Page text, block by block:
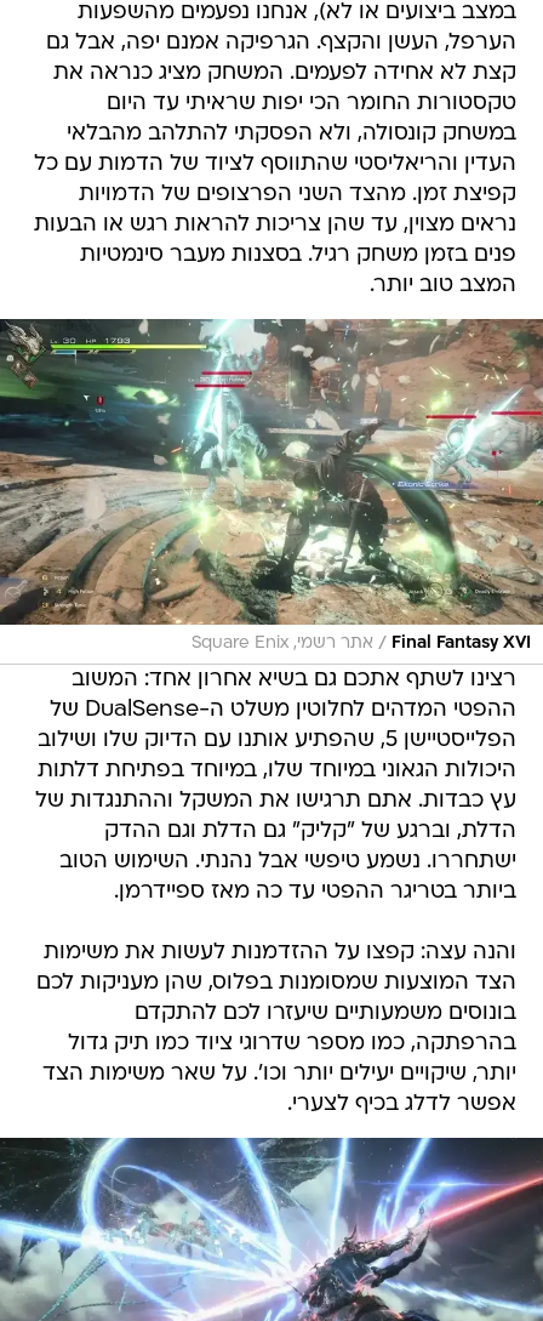
במצב ביצועים או לא), אנחנו נפעמים מהשפעות
הערפל, העשן והקצף. הגרפיקה אמנם יפה, אבל גם
קצת לא אחידה לפעמים. המשחק מציג כנראה את
טקסטורות החומר הכי יפות שראיתי עד היום
במשחק קונסולה, ולא הפסקתי להתלהב מהבלאי
העדין והריאליסטי שהתווסף לציוד של הדמות עם כל
קפיצת זמן. מהצד השני הפרצופים של הדמויות
נראים מצוין, עד שהן צריכות להראות רגש או הבעות
פנים בזמן משחק רגיל. בסצנות מעבר סינמטיות
המצב טוב יותר.
Final Fantasy XVI
/ אתר רשמי, Square Enix
רצינו לשתף אתכם גם בשיא אחרון אחד: המשוב
ההפטי המדהים לחלוטין משלט ה-DualSense של
הפלייסטיישן 5, שהפתיע אותנו עם הדיוק שלו ושילוב
היכולות הגאוני במיוחד שלו, במיוחד בפתיחת דלתות
עץ כבדות. אתם תרגישו את המשקל וההתנגדות של
הדלת, וברגע של "קליק" גם הדלת וגם ההדק
ישתחררו. נשמע טיפשי אבל נהנתי. השימוש הטוב
ביותר בטריגר ההפטי עד כה מאז ספיידרמן.
והנה עצה: קפצו על ההזדמנות לעשות את משימות
הצד המוצעות שמסומנות בפלוס, שהן מעניקות לכם
בונוסים משמעותיים שיעזרו לכם להתקדם
בהרפתקה, כמו מספר שדרוגי ציוד כמו תיק גדול
יותר, שיקויים יעילים יותר וכו'. על שאר משימות הצד
אפשר לדלג בכיף לצערי.